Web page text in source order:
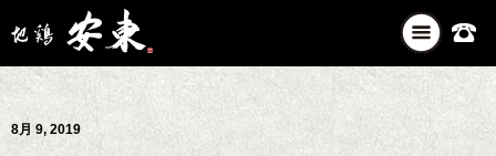
ナ
ビ
ゲ
シ
8月 9, 2019